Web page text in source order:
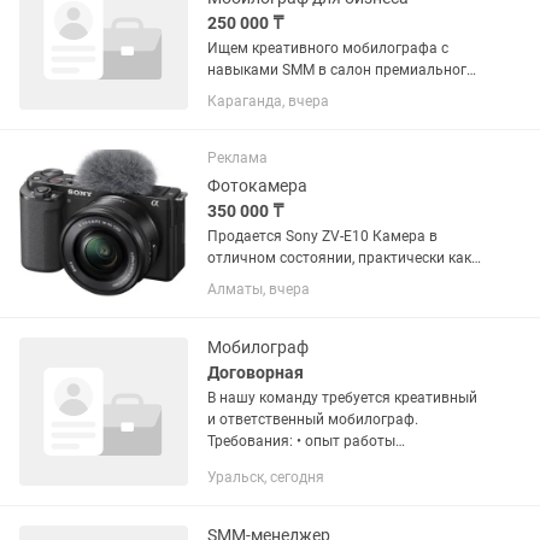
250 000 ₸
Ищем креативного мобилографа с
навыками SMM в салон премиального
керамогранита и сантехники Prime
Surface. Если ты любишь создавать
трендами и хочешь развиваться в
сфере...
Караганда, вчера
Реклама
Фотокамера
350 000 ₸
Продается Sony ZV-E10 Камера в
отличном состоянии, практически как
новая. Использовалась очень
бережно, всего 4–5 съемок. ✅ Без
идеальном состоянии ✅ Отлично...
Алматы, вчера
Мобилограф
Договорная
В нашу команду требуется креативный
и ответственный мобилограф.
Требования: • опыт работы
снимать качественные фото и видео на
Уральск, сегодня
SMM-менеджер